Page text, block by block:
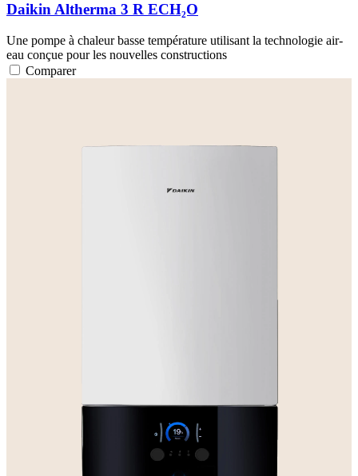
Daikin Altherma 3 R ECH₂O
Une pompe à chaleur basse température utilisant la technologie air-
eau conçue pour les nouvelles constructions
Comparer